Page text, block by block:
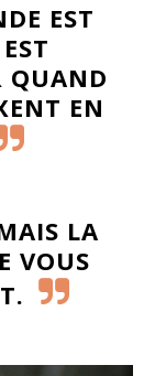
EST
QUAND
EN
LA
VOUS